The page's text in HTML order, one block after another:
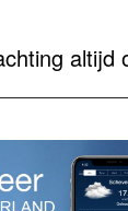
altijd